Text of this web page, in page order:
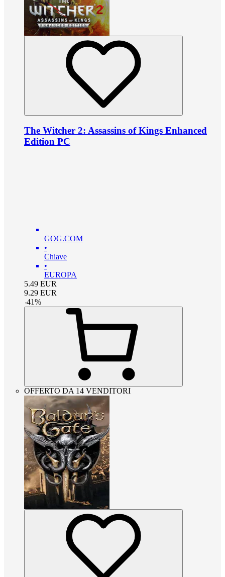
The Witcher 2: Assassins of Kings Enhanced
Edition PC
GOG.COM
•
Chiave
•
EUROPA
5.49 EUR
9.29 EUR
-41%
OFFERTO DA 14 VENDITORI